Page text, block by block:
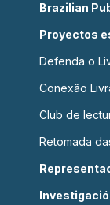
Brazilian
Proyectos
Defenda o
Conexão
Club de
Retomada